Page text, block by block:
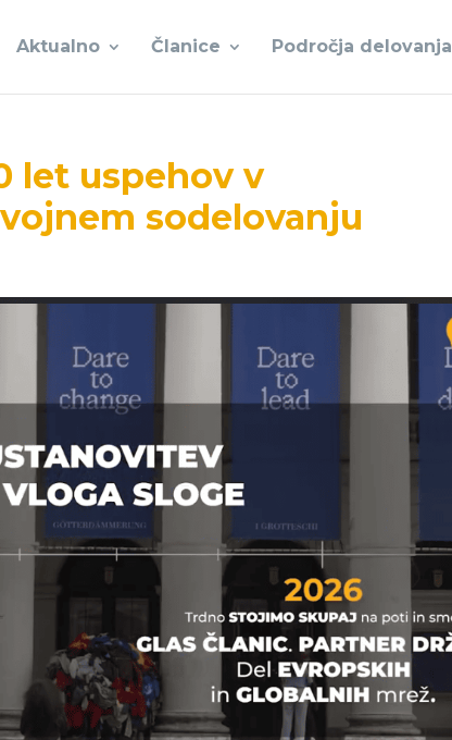
Aktualno Članice Področja delovanja
let uspehov v
sodelovanju